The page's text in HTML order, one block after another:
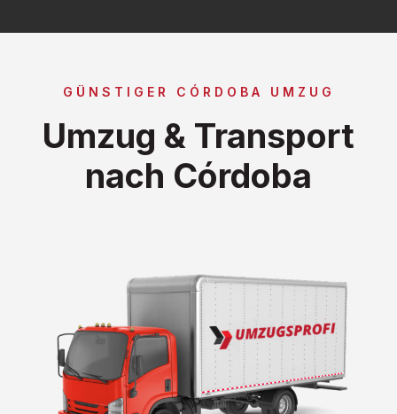
GÜNSTIGER CÓRDOBA UMZUG
Umzug & Transport
nach Córdoba